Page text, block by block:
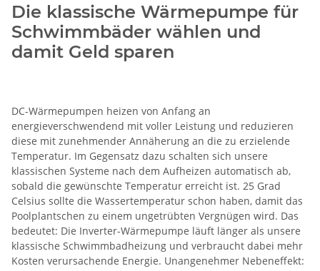
Die klassische Wärmepumpe für
Schwimmbäder wählen und
damit Geld sparen
DC-Wärmepumpen heizen von Anfang an
energieverschwendend mit voller Leistung und reduzieren
diese mit zunehmender Annäherung an die zu erzielende
Temperatur. Im Gegensatz dazu schalten sich unsere
klassischen Systeme nach dem Aufheizen automatisch ab,
sobald die gewünschte Temperatur erreicht ist. 25 Grad
Celsius sollte die Wassertemperatur schon haben, damit das
Poolplantschen zu einem ungetrübten Vergnügen wird. Das
bedeutet: Die Inverter-Wärmepumpe läuft länger als unsere
klassische Schwimmbadheizung und verbraucht dabei mehr
Kosten verursachende Energie. Unangenehmer Nebeneffekt: